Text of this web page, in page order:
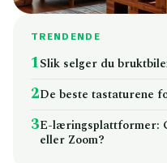
TRENDENDE
1Slik selger du
2De beste tastaturene
3E-læringsplattformer:
eller Zoom?